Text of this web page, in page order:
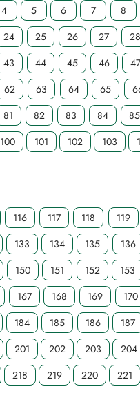
4 5 6 7 8
24 25 26 27 28
43 44 45 46 47
62 63 64 65
81 82 83 84 85
100 101 102 103
116 117 118 119
133 134 135 136
150 151 152 153
167 168 169 170
184 185 186 187
201 202 203 204
218 219 220 221